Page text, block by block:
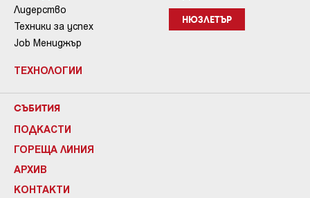
Лидерство
Техники за успех
Job Мениджър
ТЕХНОЛОГИИ
НЮЗЛЕТЪР
СЪБИТИЯ
ПОДКАСТИ
ГОРЕЩА ЛИНИЯ
АРХИВ
КОНТАКТИ